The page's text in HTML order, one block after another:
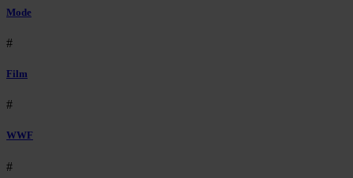
Mode
#
Film
#
WWF
#